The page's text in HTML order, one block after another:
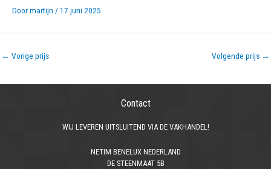
Doormartijn /17 juni 2025
← Vorige prijs Volgende prijs →
Contact
WIJ LEVEREN UITSLUITEND VIA DE VAKHANDEL!
NETIM BENELUX NEDERLAND
DE STEENMAAT 5B